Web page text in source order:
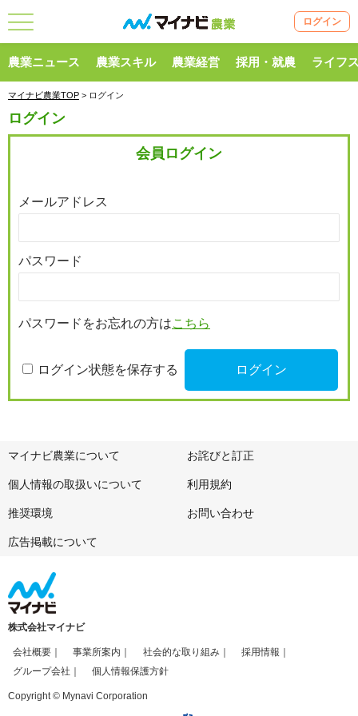
ログイン
農業ニュース 農業スキル 農業経営 採用・就農 ライフ
マイナビ農業TOP > ログイン
ログイン
会員ログイン
メールアドレス
パスワード
パスワードをお忘れの方はこちら
ログイン状態を保存する
マイナビ農業について お詫びと訂正
個人情報の取扱いについて 利用規約
推奨環境 お問い合わせ
広告掲載について
株式会社マイナビ
会社概要 事業所案内 社会的な取り組み
採用情報
グループ会社
個人情報保護方針
Copyright © Mynavi Corporation